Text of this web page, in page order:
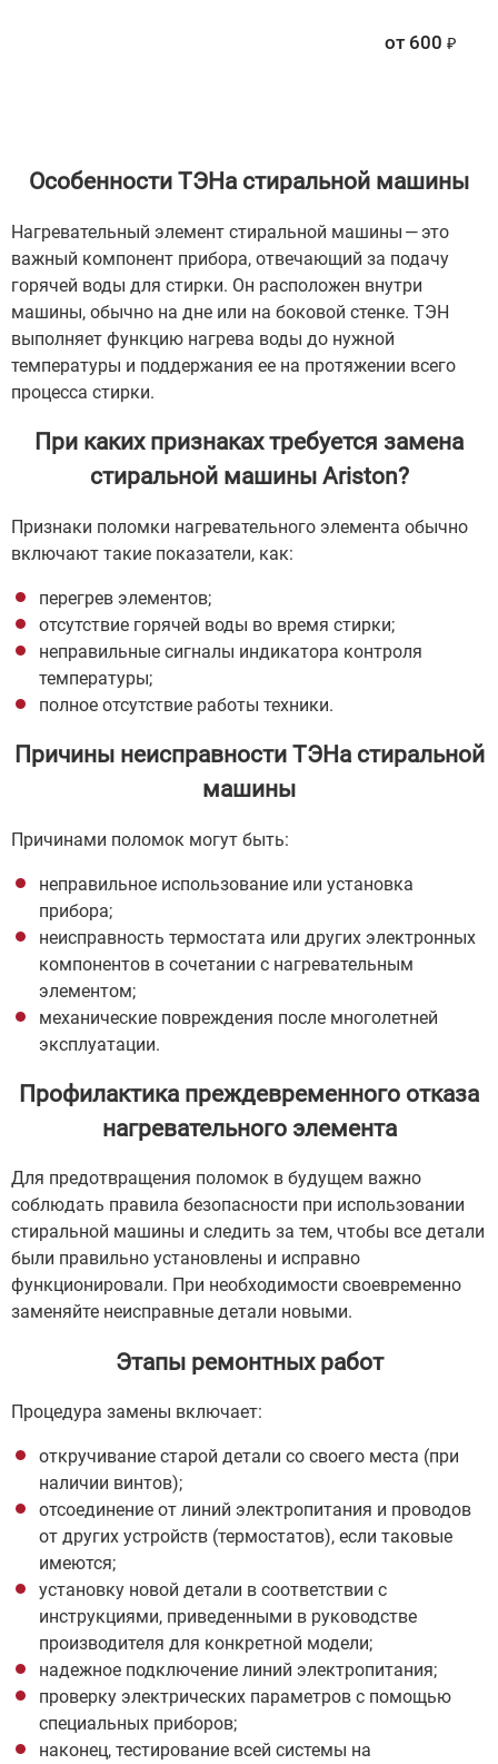
от 600
Особенности ТЭНа стиральной машины
Нагревательный элемент стиральной машины — это
важный компонент прибора, отвечающий за подачу
горячей воды для стирки. Он расположен внутри
машины, обычно на дне или на боковой стенке. ТЭН
выполняет функцию нагрева воды до нужной
температуры и поддержания ее на протяжении всего
процесса стирки.
При каких признаках требуется замена
стиральной машины Ariston?
Признаки поломки нагревательного элемента обычно
включают такие показатели, как:
перегрев элементов;
отсутствие горячей воды во время стирки;
неправильные сигналы индикатора контроля
температуры;
полное отсутствие работы техники.
Причины неисправности ТЭНа стиральной
машины
Причинами поломок могут быть:
неправильное использование или установка
прибора;
неисправность термостата или других электронных
компонентов в сочетании с нагревательным
элементом;
механические повреждения после многолетней
эксплуатации.
Профилактика преждевременного отказа
нагревательного элемента
Для предотвращения поломок в будущем важно
соблюдать правила безопасности при использовании
стиральной машины и следить за тем, чтобы все детали
были правильно установлены и исправно
функционировали. При необходимости своевременно
заменяйте неисправные детали новыми.
Этапы ремонтных работ
Процедура замены включает:
откручивание старой детали со своего места (при
наличии винтов);
отсоединение от линий электропитания и проводов
от других устройств (термостатов), если таковые
имеются;
установку новой детали в соответствии с
инструкциями, приведенными в руководстве
производителя для конкретной модели;
надежное подключение линий электропитания;
проверку электрических параметров с помощью
специальных приборов;
наконец, тестирование всей системы на